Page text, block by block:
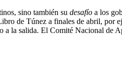
sino también su desafío a los
de Túnez a finales de abril, por
la salida. El Comité Nacional de